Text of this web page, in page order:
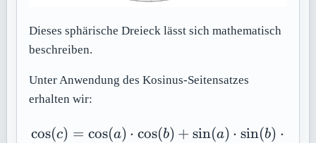
Dieses sphärische Dreieck lässt sich mathematisch
beschreiben.
Unter Anwendung des Kosinus-Seitensatzes
erhalten wir:
\cos(c) = \cos(a)\cdot
cos(c) = cos(a) ⋅ cos(b) + sin(a) ⋅ sin(b) ⋅